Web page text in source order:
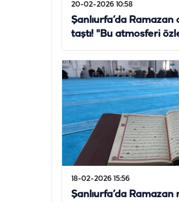
20-02-2026 10:58
Şanlıurfa’da
taştı! "Bu atmosferi
18-02-2026 15:56
Şanlıurfa’da